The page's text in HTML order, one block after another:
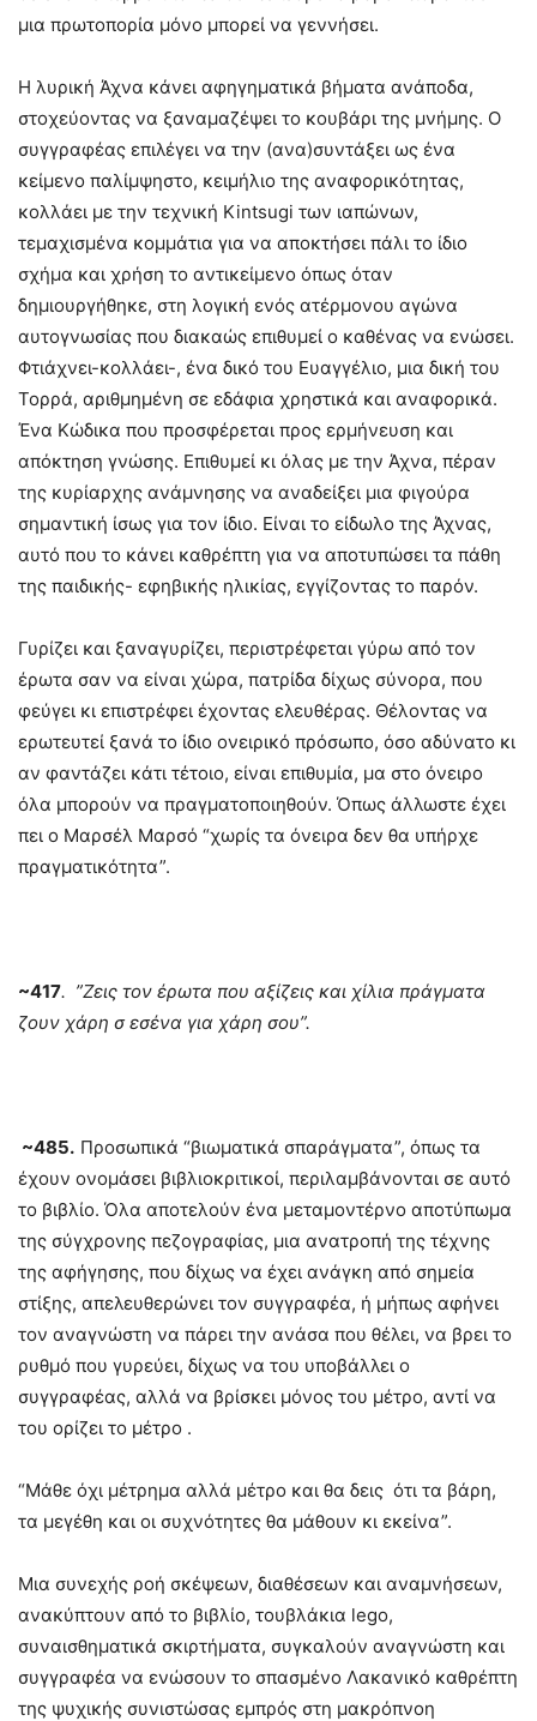
μια πρωτοπορία μόνο μπορεί να γεννήσει.
Η λυρική Άχνα κάνει αφηγηματικά βήματα ανάποδα,
στοχεύοντας να ξαναμαζέψει το κουβάρι της μνήμης. Ο
συγγραφέας επιλέγει να την (ανα)συντάξει ως ένα
κείμενο παλίμψηστο, κειμήλιο της αναφορικότητας,
κολλάει με την τεχνική Kintsugi των ιαπώνων,
τεμαχισμένα κομμάτια για να αποκτήσει πάλι το ίδιο
σχήμα και χρήση το αντικείμενο όπως όταν
δημιουργήθηκε, στη λογική ενός ατέρμονου αγώνα
αυτογνωσίας που διακαώς επιθυμεί ο καθένας να ενώσει.
Φτιάχνει-κολλάει-, ένα δικό του Ευαγγέλιο, μια δική του
Τορρά, αριθμημένη σε εδάφια χρηστικά και αναφορικά.
Ένα Κώδικα που προσφέρεται προς ερμήνευση και
απόκτηση γνώσης. Επιθυμεί κι όλας με την Άχνα, πέραν
της κυρίαρχης ανάμνησης να αναδείξει μια φιγούρα
σημαντική ίσως για τον ίδιο. Είναι το είδωλο της Άχνας,
αυτό που το κάνει καθρέπτη για να αποτυπώσει τα πάθη
της παιδικής- εφηβικής ηλικίας, εγγίζοντας το παρόν.
Γυρίζει και ξαναγυρίζει, περιστρέφεται γύρω από τον
έρωτα σαν να είναι χώρα, πατρίδα δίχως σύνορα, που
φεύγει κι επιστρέφει έχοντας ελευθέρας. Θέλοντας να
ερωτευτεί ξανά το ίδιο ονειρικό πρόσωπο, όσο αδύνατο κι
αν φαντάζει κάτι τέτοιο, είναι επιθυμία, μα στο όνειρο
όλα μπορούν να πραγματοποιηθούν. Όπως άλλωστε έχει
πει ο Μαρσέλ Μαρσό “χωρίς τα όνειρα δεν θα υπήρχε
πραγματικότητα”.
~417. ”Ζεις τον έρωτα που αξίζεις και χίλια πράγματα
ζουν χάρη σ εσένα για χάρη σου”.
~485. Προσωπικά “βιωματικά σπαράγματα”, όπως τα
έχουν ονομάσει βιβλιοκριτικοί, περιλαμβάνονται σε αυτό
το βιβλίο. Όλα αποτελούν ένα μεταμοντέρνο αποτύπωμα
της σύγχρονης πεζογραφίας, μια ανατροπή της τέχνης
της αφήγησης, που δίχως να έχει ανάγκη από σημεία
στίξης, απελευθερώνει τον συγγραφέα, ή μήπως αφήνει
τον αναγνώστη να πάρει την ανάσα που θέλει, να βρει το
ρυθμό που γυρεύει, δίχως να του υποβάλλει ο
συγγραφέας, αλλά να βρίσκει μόνος του μέτρο, αντί να
του ορίζει το μέτρο .
“Μάθε όχι μέτρημα αλλά μέτρο και θα δεις ότι τα βάρη,
τα μεγέθη και οι συχνότητες θα μάθουν κι εκείνα”.
Μια συνεχής ροή σκέψεων, διαθέσεων και αναμνήσεων,
ανακύπτουν από το βιβλίο, τουβλάκια lego,
συναισθηματικά σκιρτήματα, συγκαλούν αναγνώστη και
συγγραφέα να ενώσουν το σπασμένο Λακανικό καθρέπτη
της ψυχικής συνιστώσας εμπρός στη μακρόπνοη